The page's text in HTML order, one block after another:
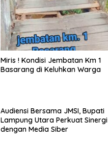
Miris ! Kondisi Jembatan Km 1
Basarang di Keluhkan Warga
Audiensi Bersama JMSI, Bupati
Lampung Utara Perkuat Sinergi
dengan Media Siber